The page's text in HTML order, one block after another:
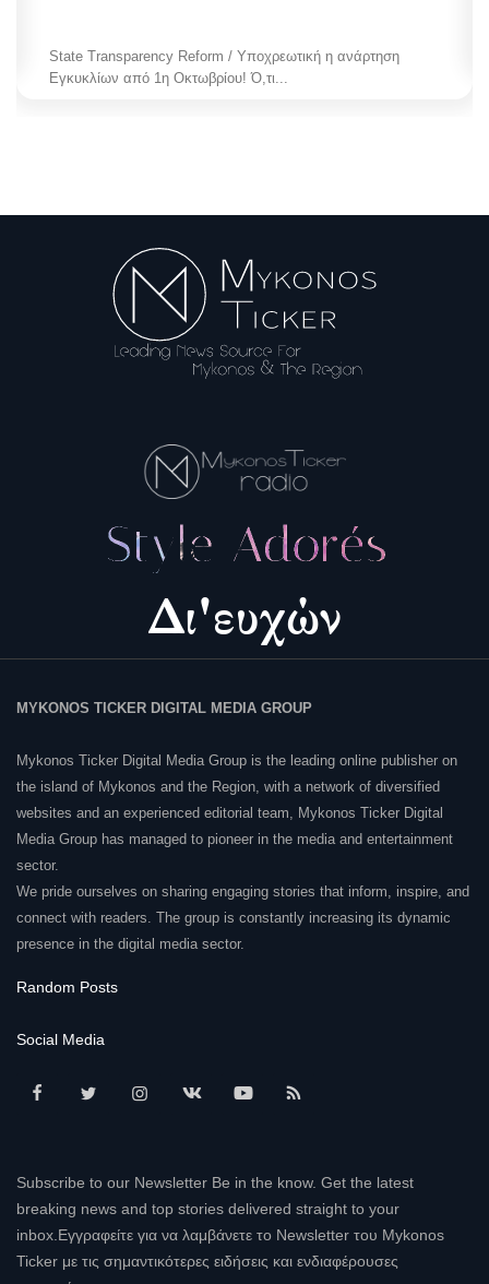
State Transparency Reform / Υποχρεωτική η ανάρτηση
Εγκυκλίων από 1η Οκτωβρίου! Ό,τι...
MYKONOS TICKER DIGITAL MEDIA GROUP
Mykonos Ticker Digital Media Group is the leading online publisher on
the island of Mykonos and the Region, with a network of diversified
websites and an experienced editorial team, Mykonos Ticker Digital
Media Group has managed to pioneer in the media and entertainment
sector.
We pride ourselves on sharing engaging stories that inform, inspire, and
connect with readers. The group is constantly increasing its dynamic
presence in the digital media sector.
Random Posts
Social Media
Subscribe to our Newsletter Be in the know. Get the latest
breaking news and top stories delivered straight to your
inbox.Εγγραφείτε για να λαμβάνετε το Newsletter του Mykonos
Ticker με τις σημαντικότερες ειδήσεις και ενδιαφέρουσες